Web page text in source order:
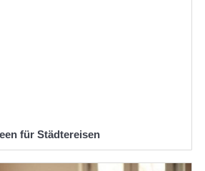
für Städtereisen